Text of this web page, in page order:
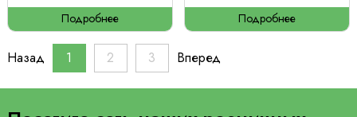
Подробнее Подробнее
Назад 1 2 3 Вперед